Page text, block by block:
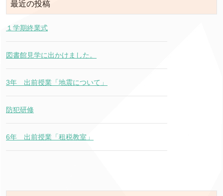
最近の投稿
１学期終業式
図書館見学に出かけました。
3年 出前授業「地震について」
防犯研修
6年 出前授業「租税教室」